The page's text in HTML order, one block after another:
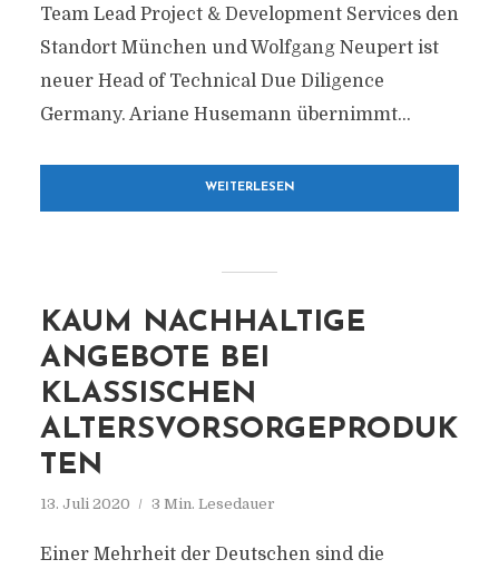
Team Lead Project & Development Services den
Standort München und Wolfgang Neupert ist
neuer Head of Technical Due Diligence
Germany. Ariane Husemann übernimmt...
WEITERLESEN
KAUM NACHHALTIGE
ANGEBOTE BEI
KLASSISCHEN
ALTERSVORSORGEPRODUK
TEN
13. Juli 2020 3 Min. Lesedauer
Einer Mehrheit der Deutschen sind die